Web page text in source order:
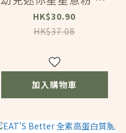
個月以上 (250g)
(92013)
HK$30.90
HK$37.08
加入購物車